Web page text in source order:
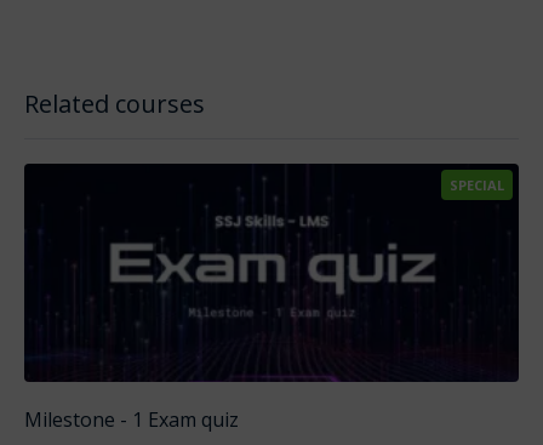
Related courses
SPECIAL
Milestone - 1 Exam quiz